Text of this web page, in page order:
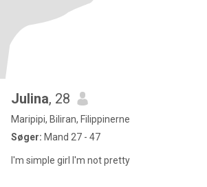
Julina, 28
Maripipi, Biliran, Filippinerne
Søger: Mand 27 - 47
I'm simple girl I'm not pretty